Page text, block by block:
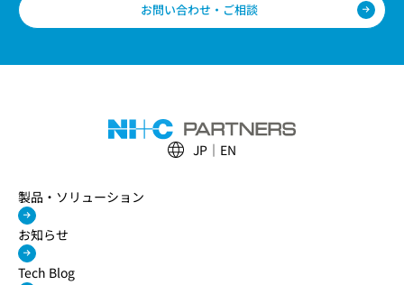
お問い合わせ・ご相談
JP EN
製品・ソリューション
お知らせ
Tech Blog